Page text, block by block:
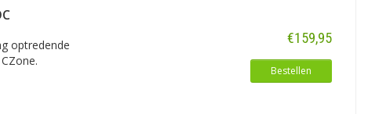
optredende
€159,95
Bestellen